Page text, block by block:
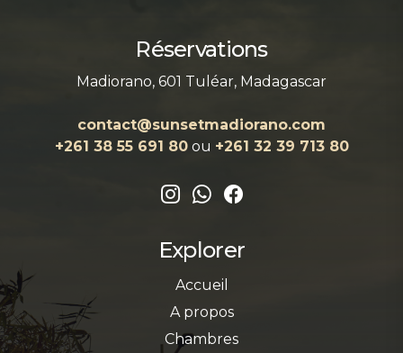
Réservations
Madiorano, 601 Tuléar, Madagascar
contact@sunsetmadiorano.com
+261 38 55 691 80‬‬ou +261 32 39 713 80‬
Explorer
Accueil
A propos
Chambres